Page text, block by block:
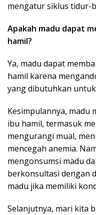
mengatur siklus tidur-
Apakah madu dapat
hamil?
Ya, madu dapat
hamil karena
yang dibutuhkan
Kesimpulannya, madu
ibu hamil, termasuk
mengurangi mual,
mencegah anemia.
mengonsumsi madu
berkonsultasi dengan
madu jika memiliki
Selanjutnya, mari kita